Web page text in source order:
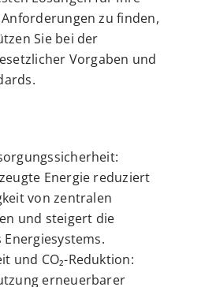
zu finden,
Sie bei der
Vorgaben und
Energie reduziert
von zentralen
und steigert die
Energiesystems.
und CO₂-Reduktion:
erneuerbarer